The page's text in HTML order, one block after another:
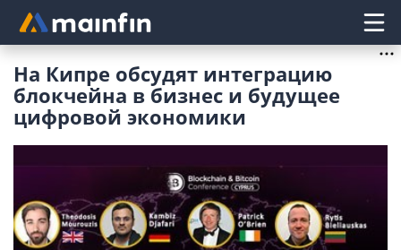
Главное меню
На Кипре обсудят интеграцию
блокчейна в бизнес и будущее
цифровой экономики